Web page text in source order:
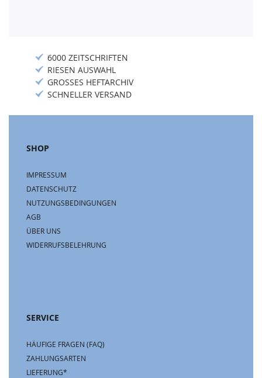
6000 ZEITSCHRIFTEN
RIESEN AUSWAHL
GROSSES HEFTARCHIV
SCHNELLER VERSAND
SHOP
IMPRESSUM
DATENSCHUTZ
NUTZUNGSBEDINGUNGEN
AGB
ÜBER UNS
WIDERRUFSBELEHRUNG
SERVICE
HÄUFIGE FRAGEN (FAQ)
ZAHLUNGSARTEN
LIEFERUNG*